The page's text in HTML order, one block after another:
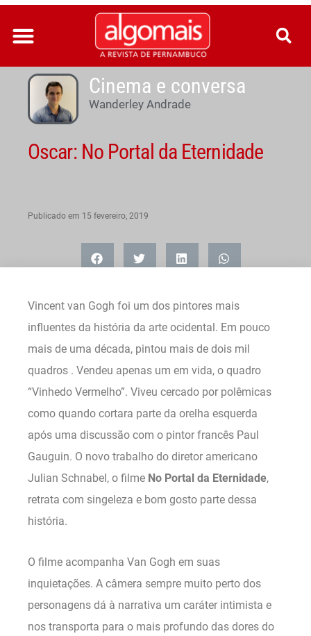
Ir
para
conteúdo
Cinema e conversa
Wanderley Andrade
Oscar: No Portal da Eternidade
Publicado em 15 fevereiro, 2019
Vincent van Gogh foi um dos pintores mais
influentes da história da arte ocidental. Em pouco
mais de uma década, pintou mais de dois mil
quadros . Vendeu apenas um em vida, o quadro
“Vinhedo Vermelho”. Viveu cercado por polêmicas
como quando cortara parte da orelha esquerda
após uma discussão com o pintor francês Paul
Gauguin. O novo trabalho do diretor americano
Julian Schnabel, o filme No Portal da Eternidade,
retrata com singeleza e bom gosto parte dessa
história.
O filme acompanha Van Gogh em suas
inquietações. A câmera sempre muito perto dos
personagens dá à narrativa um caráter intimista e
nos transporta para o mais profundo das dores do